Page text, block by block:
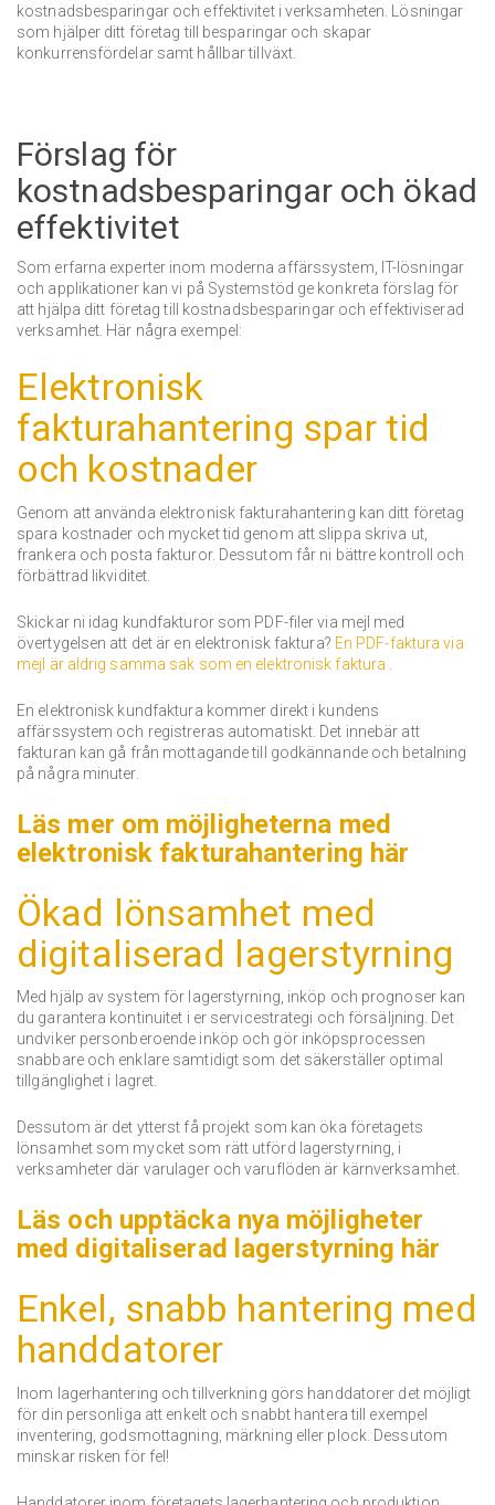
kostnadsbesparingar och effektivitet i verksamheten.
Lösningar
som hjälper ditt företag till besparingar och skapar
konkurrensfördelar samt hållbar tillväxt.
Förslag för
kostnadsbesparingar och ökad
effektivitet
Som erfarna experter inom moderna affärssystem, IT-lösningar
och applikationer kan vi på Systemstöd ge konkreta förslag för
att hjälpa ditt företag till kostnadsbesparingar och effektiviserad
verksamhet. Här några exempel:
Elektronisk
fakturahantering spar tid
och kostnader
Genom att använda elektronisk fakturahantering kan ditt företag
spara kostnader och mycket tid genom att slippa skriva ut,
frankera och posta fakturor. Dessutom får ni bättre kontroll och
förbättrad likviditet.
Skickar ni idag kundfakturor som PDF-filer via mejl med
övertygelsen att det är en elektronisk faktura? En PDF-faktura via
mejl är aldrig samma sak som en elektronisk faktura
En elektronisk kundfaktura kommer direkt i kundens
affärssystem och registreras automatiskt. Det innebär att
fakturan kan gå från mottagande till godkännande och betalning
på några minuter.
Läs mer om möjligheterna med
elektronisk fakturahantering här
Ökad lönsamhet med
digitaliserad lagerstyrning
Med hjälp av system för lagerstyrning, inköp och prognoser kan
du garantera kontinuitet i er servicestrategi och försäljning. Det
undviker personberoende inköp och gör inköpsprocessen
snabbare och enklare samtidigt som det säkerställer optimal
tillgänglighet i lagret.
Dessutom är det ytterst få projekt som kan öka företagets
lönsamhet som mycket som rätt utförd lagerstyrning, i
verksamheter där varulager och varuflöden är kärnverksamhet.
Läs och upptäcka nya möjligheter
med digitaliserad lagerstyrning här
Enkel, snabb hantering med
handdatorer
Inom lagerhantering och tillverkning görs handdatorer det möjligt
för din personliga att enkelt och snabbt hantera till exempel
inventering, godsmottagning, märkning eller plock. Dessutom
minskar risken för fel!